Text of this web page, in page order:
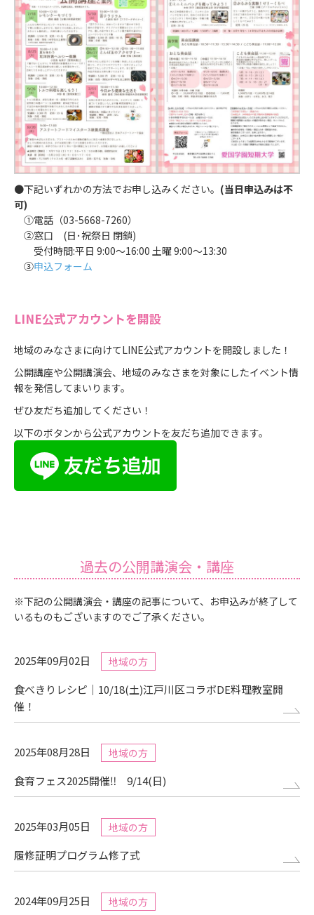
●下記いずれかの方法でお申し込みください。 (当日申込みは不
可)
①電話（03-5668-7260）
②窓口 (日･祝祭日 閉鎖)
受付時間:平日 9:00～16:00 土曜 9:00～13:30
③申込フォーム
LINE公式アカウントを開設
地域のみなさまに向けてLINE公式アカウントを開設しました！
公開講座や公開講演会、地域のみなさまを対象にしたイベント情
報を発信してまいります。
ぜひ友だち追加してください！
以下のボタンから公式アカウントを友だち追加できます。
過去の公開講演会・講座
※下記の公開講演会・講座の記事について、お申込みが終了して
いるものもございますのでご了承ください。
2025年09月02日 地域の方
食べきりレシピ｜10/18(土)江戸川区コラボDE料理教室開
催！
2025年08月28日 地域の方
食育フェス2025開催‼ 9/14(日)
2025年03月05日 地域の方
履修証明プログラム修了式
2024年09月25日 地域の方